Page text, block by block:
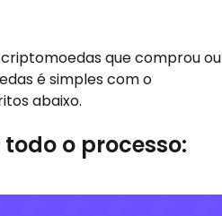
que comprou ou
é simples com o
abaixo.
o processo: